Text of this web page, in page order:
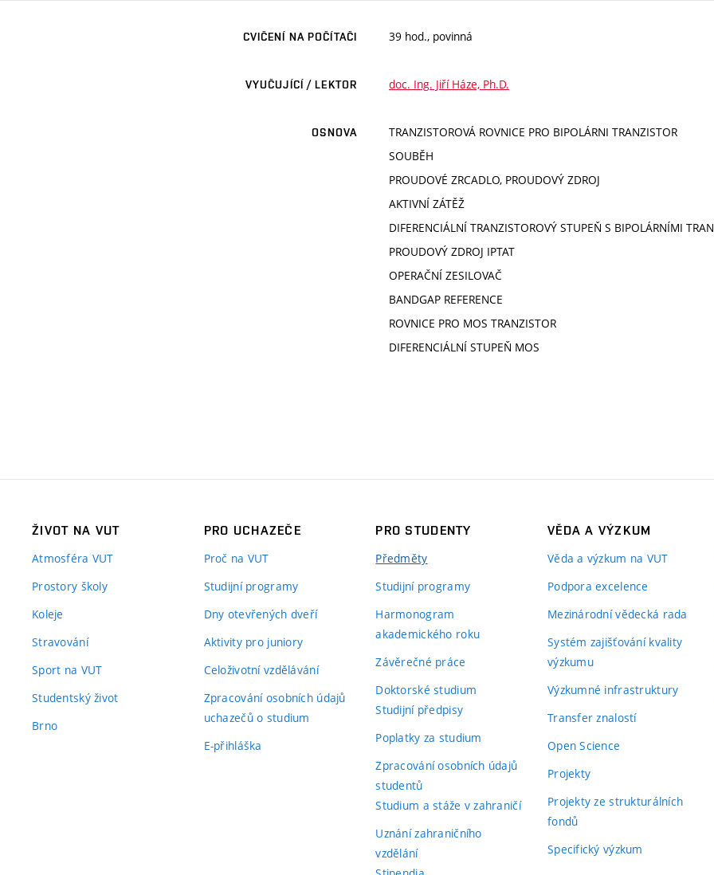
CVIČENÍ NA POČÍTAČI 39 hod., povinná
VYUČUJÍCÍ / LEKTOR doc. Ing. Jiří Háze, Ph.D.
OSNOVA
TRANZISTOROVÁ ROVNICE PRO BIPOLÁRNI TRANZISTOR
SOUBĚH
PROUDOVÉ ZRCADLO, PROUDOVÝ ZDROJ
AKTIVNÍ ZÁTĚŽ
DIFERENCIÁLNÍ TRANZISTOROVÝ STUPEŇ S BIPOLÁRNÍMI
PROUDOVÝ ZDROJ IPTAT
OPERAČNÍ ZESILOVAČ
BANDGAP REFERENCE
ROVNICE PRO MOS TRANZISTOR
DIFERENCIÁLNÍ STUPEŇ MOS
ŽIVOT NA VUT
Atmosféra VUT
Prostory školy
Koleje
Stravování
Sport na VUT
Studentský život
Brno
PRO UCHAZEČE
Proč na VUT
Studijní programy
Dny otevřených dveří
Aktivity pro juniory
Celoživotní vzdělávání
Zpracování osobních údajů
uchazečů o studium
E-přihláška
PRO STUDENTY
Předměty
Studijní programy
Harmonogram
akademického roku
Závěrečné práce
Doktorské studium
Studijní předpisy
Poplatky za studium
Zpracování osobních údajů
studentů
Studium a stáže v zahraničí
Uznání zahraničního
vzdělání
VĚDA A VÝZKUM
Věda a výzkum na VUT
Podpora excelence
Mezinárodní vědecká rada
Systém zajišťování kvality
výzkumu
Výzkumné infrastruktury
Transfer znalostí
Open Science
Projekty
Projekty ze strukturálních
fondů
Specifický výzkum